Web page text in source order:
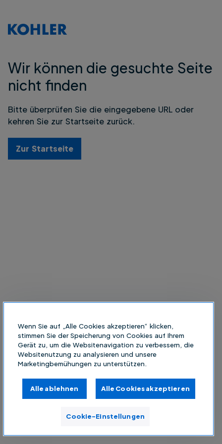
Wir können die gesuchte Seite
nicht finden
Bitte überprüfen Sie die eingegebene URL oder
kehren Sie zur Startseite zurück.
Zur Startseite
Wenn Sie auf „Alle Cookies akzeptieren“ klicken,
stimmen Sie der Speicherung von Cookies auf Ihrem
Gerät zu, um die Websitenavigation zu verbessern, die
Websitenutzung zu analysieren und unsere
Marketingbemühungen zu unterstützen.
Alle ablehnen Alle Cookies akzeptieren
Cookie-Einstellungen